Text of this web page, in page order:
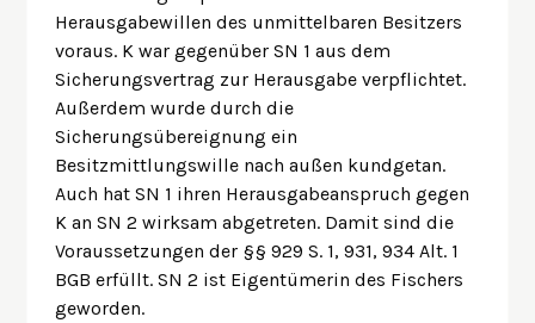
Herausgabewillen des unmittelbaren Besitzers
voraus. K war gegenüber SN 1 aus dem
Sicherungsvertrag zur Herausgabe verpflichtet.
Außerdem wurde durch die
Sicherungsübereignung ein
Besitzmittlungswille nach außen kundgetan.
Auch hat SN 1 ihren Herausgabeanspruch gegen
K an SN 2 wirksam abgetreten. Damit sind die
Voraussetzungen der §§ 929 S. 1, 931, 934 Alt. 1
BGB erfüllt. SN 2 ist Eigentümerin des Fischers
geworden.